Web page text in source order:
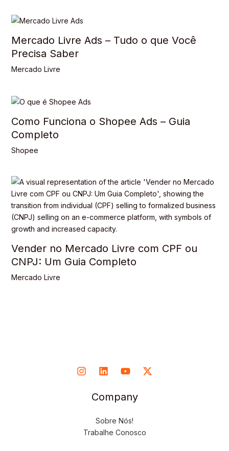
Mercado Livre Ads – Tudo o que Você
Precisa Saber
Mercado Livre
Como Funciona o Shopee Ads – Guia
Completo
Shopee
Vender no Mercado Livre com CPF ou
CNPJ: Um Guia Completo
Mercado Livre
Company
Sobre Nós!
Trabalhe Conosco